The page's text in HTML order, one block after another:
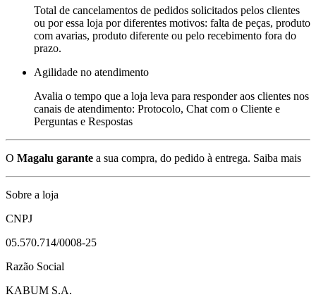
Total de cancelamentos de pedidos solicitados pelos clientes
ou por essa loja por diferentes motivos: falta de peças, produto
com avarias, produto diferente ou pelo recebimento fora do
prazo.
Agilidade no atendimento
Avalia o tempo que a loja leva para responder aos clientes nos
canais de atendimento: Protocolo, Chat com o Cliente e
Perguntas e Respostas
O Magalu garante a sua compra, do pedido à entrega. Saiba mais
Sobre a loja
CNPJ
05.570.714/0008-25
Razão Social
KABUM S.A.